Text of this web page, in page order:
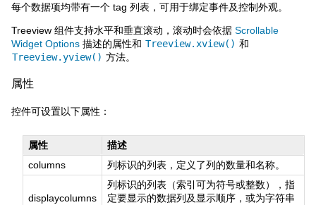
每个数据项均带有一个 tag 列表，可用于绑定事件及控制外观。
Treeview 组件支持水平和垂直滚动，滚动时会依据 Scrollable
Widget Options 描述的属性和 Treeview.xview() 和
Treeview.yview() 方法。
属性
控件可设置以下属性：
属性
描述
columns
列标识的列表，定义了列的数量和名称。
displaycolumns
列标识的列表（索引可为符号或整数），指
定要显示的数据列及显示顺序，或为字符串